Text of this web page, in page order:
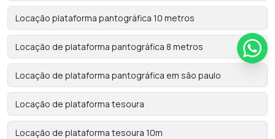
Locação plataforma pantográfica 10 metros
Locação de plataforma pantográfica 8 metros
Locação de plataforma pantográfica em são paulo
Locação de plataforma tesoura
Locação de plataforma tesoura 10m